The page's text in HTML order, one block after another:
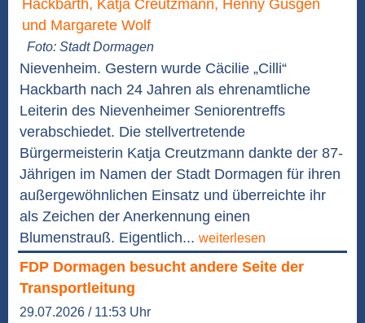
Foto: Stadt Dormagen
Nievenheim. Gestern wurde Cäcilie „Cilli“
Hackbarth nach 24 Jahren als ehrenamtliche
Leiterin des Nievenheimer Seniorentreffs
verabschiedet. Die stellvertretende
Bürgermeisterin Katja Creutzmann dankte der 87-
Jährigen im Namen der Stadt Dormagen für ihren
außergewöhnlichen Einsatz und überreichte ihr
als Zeichen der Anerkennung einen
Blumenstrauß. Eigentlich... weiterlesen
FDP Dormagen besucht andere Seite der
Transportleitung
29.07.2026 / 11:53 Uhr